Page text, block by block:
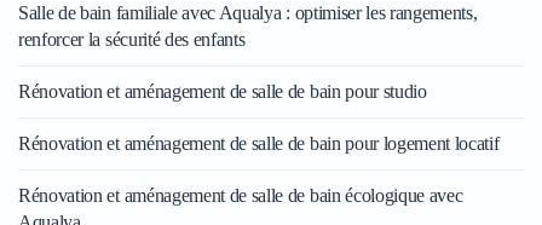
Salle de bain familiale avec Aqualya : optimiser les rangements,
renforcer la sécurité des enfants
Rénovation et aménagement de salle de bain pour studio
Rénovation et aménagement de salle de bain pour logement locatif
Rénovation et aménagement de salle de bain écologique avec